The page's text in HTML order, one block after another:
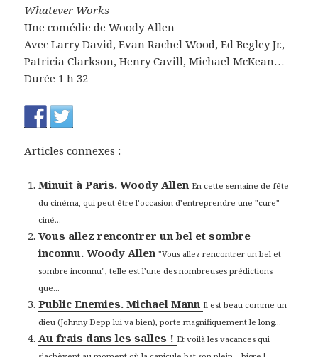
Whatever Works
Une comédie de Woody Allen
Avec Larry David, Evan Rachel Wood, Ed Begley Jr.,
Patricia Clarkson, Henry Cavill, Michael McKean…
Durée 1 h 32
Articles connexes :
Minuit à Paris. Woody Allen En cette semaine de fête
du cinéma, qui peut être l’occasion d’entreprendre une "cure"
ciné...
Vous allez rencontrer un bel et sombre
inconnu. Woody Allen"Vous allez rencontrer un bel et
sombre inconnu", telle est l’une des nombreuses prédictions
que...
Public Enemies. Michael Mann Il est beau comme un
dieu (Johnny Depp lui va bien), porte magnifiquement le long...
Au frais dans les salles ! Et voilà les vacances qui